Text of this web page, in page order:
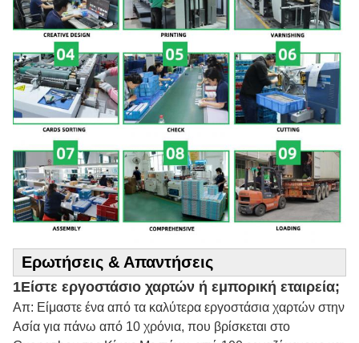
Ερωτήσεις & Απαντήσεις
1Είστε εργοστάσιο χαρτών ή εμπορική εταιρεία;
Απ: Είμαστε ένα από τα καλύτερα εργοστάσια χαρτών στην
Ασία για πάνω από 10 χρόνια, που βρίσκεται στο